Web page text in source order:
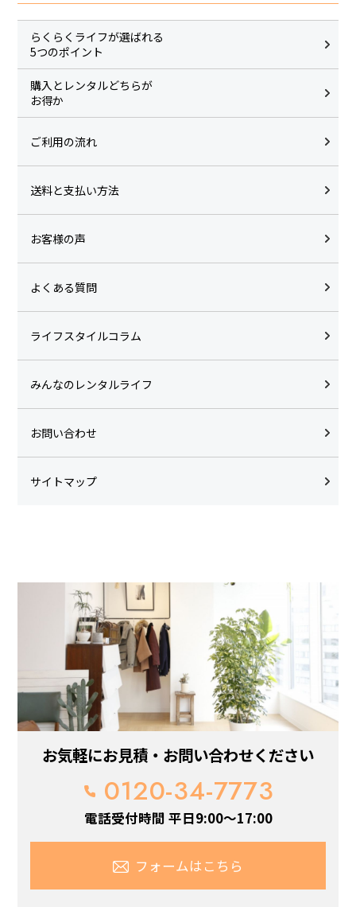
らくらくライフが選ばれる
5つのポイント
購入とレンタルどちらが
お得か
ご利用の流れ
送料と支払い方法
お客様の声
よくある質問
ライフスタイルコラム
みんなのレンタルライフ
お問い合わせ
サイトマップ
お気軽にお見積・お問い合わせください
0120-34-7773
電話受付時間 平日9:00～17:00
フォームはこちら